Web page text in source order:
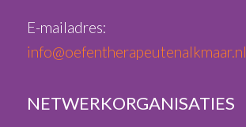
E-mailadres:
info@oefentherapeutenalkmaar.nl
NETWERKORGANISATIES